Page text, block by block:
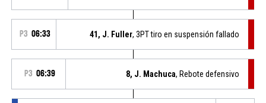
P3 06:33 41, J. Fuller, 3PT tiro en suspensión fallado
P3 06:39 8, J. Machuca, Rebote defensivo